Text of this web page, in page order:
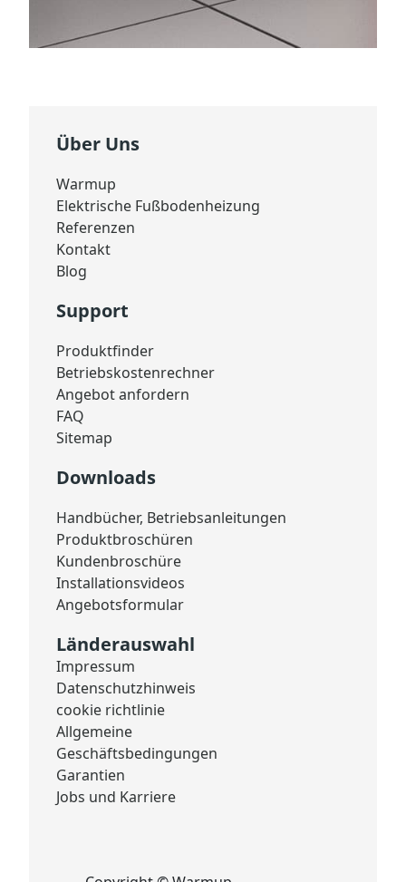
Über Uns
Warmup
Elektrische Fußbodenheizung
Referenzen
Kontakt
Blog
Support
Produktfinder
Betriebskostenrechner
Angebot anfordern
FAQ
Sitemap
Downloads
Handbücher, Betriebsanleitungen
Produktbroschüren
Kundenbroschüre
Installationsvideos
Angebotsformular
Länderauswahl
Impressum
Datenschutzhinweis
cookie richtlinie
Allgemeine
Geschäftsbedingungen
Garantien
Jobs und Karriere